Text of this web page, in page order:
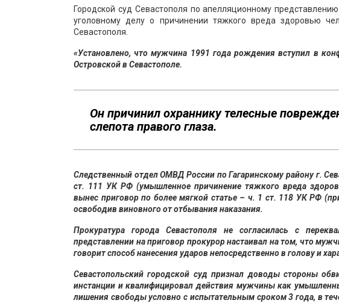
Городской суд Севастополя по апелляционному
уголовному делу о причинении тяжкого вреда здоровью
Севастополя.
«Установлено, что мужчина 1991 года рождения вступил в
Островской в Севастополе.
Он причинил охраннику телесные
слепота правого глаза.
Следственный отдел ОМВД России по Гагаринскому району г.
ст. 111 УК РФ (умышленное причинение тяжкого вреда
вынес приговор по более мягкой статье – ч. 1 ст. 118 УК РФ
освободив виновного от отбывания наказания.
Прокуратура города Севастополя не согласилась с
представлении на приговор прокурор настаивал на том, что
говорит способ нанесения ударов непосредственно в голову и
Севастопольский городской суд признал доводы стороны
инстанции и квалифицировал действия мужчины как
лишения свободы условно с испытательным сроком 3 года, в